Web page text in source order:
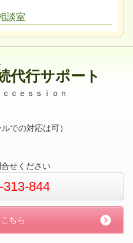
談室
代行サポート
ｃｅｓｓｉｏｎ
での対応は可）
せください
313-844
ちら